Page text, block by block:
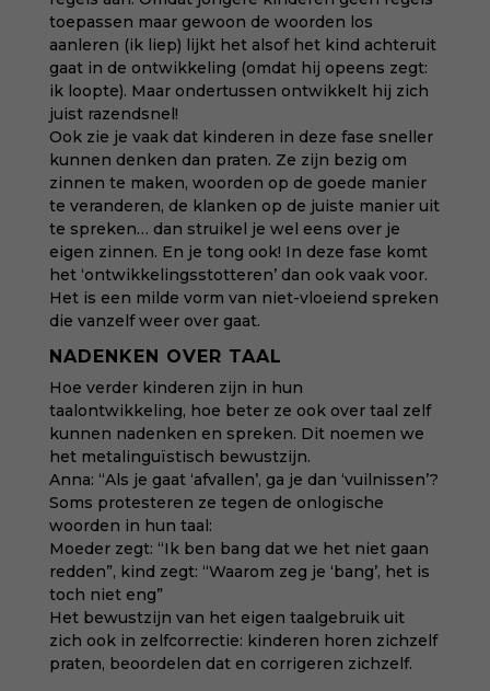
toepassen maar gewoon de woorden los
aanleren (ik liep) lijkt het alsof het kind achteruit
gaat in de ontwikkeling (omdat hij opeens zegt:
ik loopte). Maar ondertussen ontwikkelt hij zich
juist razendsnel!
Ook zie je vaak dat kinderen in deze fase sneller
kunnen denken dan praten. Ze zijn bezig om
zinnen te maken, woorden op de goede manier
te veranderen, de klanken op de juiste manier uit
te spreken… dan struikel je wel eens over je
eigen zinnen. En je tong ook! In deze fase komt
het ‘ontwikkelingsstotteren’ dan ook vaak voor.
Het is een milde vorm van niet-vloeiend spreken
die vanzelf weer over gaat.
NADENKEN OVER TAAL
Hoe verder kinderen zijn in hun
taalontwikkeling, hoe beter ze ook over taal zelf
kunnen nadenken en spreken. Dit noemen we
het metalinguïstisch bewustzijn.
Anna: “Als je gaat ‘afvallen’, ga je dan ‘vuilnissen’?
Soms protesteren ze tegen de onlogische
woorden in hun taal:
Moeder zegt: “Ik ben bang dat we het niet gaan
redden”, kind zegt: “Waarom zeg je ‘bang’, het is
toch niet eng”
Het bewustzijn van het eigen taalgebruik uit
zich ook in zelfcorrectie: kinderen horen zichzelf
praten, beoordelen dat en corrigeren zichzelf.